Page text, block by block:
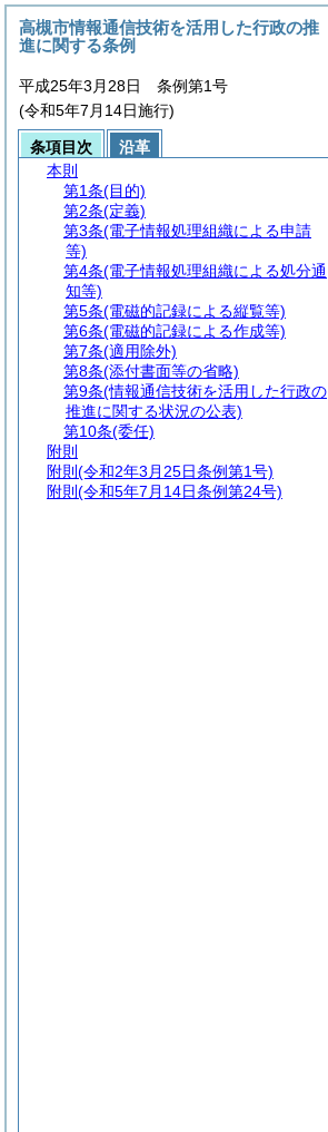
高槻市情報通信技術を活用した行政の推
進に関する条例
平成25年3月28日 条例第1号
(令和5年7月14日施行)
条項目次
沿革
本則
第1条(目的)
第2条(定義)
第3条(電子情報処理組織による申請
等)
第4条(電子情報処理組織による処分通
知等)
第5条(電磁的記録による縦覧等)
第6条(電磁的記録による作成等)
第7条(適用除外)
第8条(添付書面等の省略)
第9条(情報通信技術を活用した行政の
推進に関する状況の公表)
第10条(委任)
附則
附則 (令和2年3月25日条例第1号)
附則 (令和5年7月14日条例第24号)